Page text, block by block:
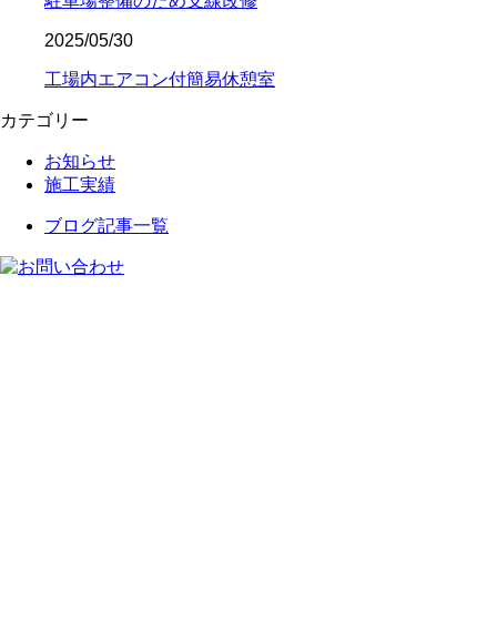
2025/05/30
工場内エアコン付簡易休憩室
カテゴリー
お知らせ
施工実績
ブログ記事一覧